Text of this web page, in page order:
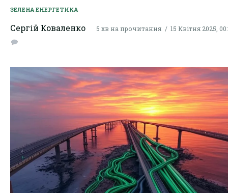
ЗЕЛЕНА ЕНЕРГЕТИКА
Сергій Коваленко 5 хв на прочитання 15 Квітня 2025,